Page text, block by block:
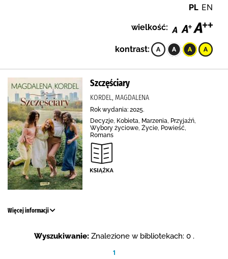
PL EN
wielkość:
kontrast:
Szczęściary
KORDEL, MAGDALENA
Rok wydania: 2025.
Decyzje, Kobieta, Marzenia, Przyjaźń,
Wybory życiowe, Życie, Powieść,
Romans
Więcej informacji
Wyszukiwanie: Znalezione w bibliotekach: 0 .
1